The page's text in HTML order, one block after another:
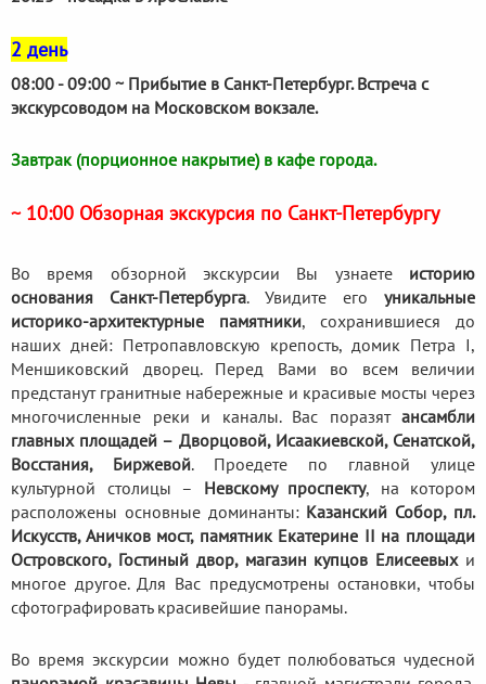
2 день
08:00 - 09:00 ~ Прибытие в Санкт-Петербург. Встреча с
экскурсоводом на Московском вокзале.
Завтрак (порционное накрытие) в кафе города.
~ 10:00 Обзорная экскурсия по Санкт-Петербургу
Во время обзорной экскурсии Вы узнаете историю
основания Санкт-Петербурга. Увидите его уникальные
историко-архитектурные памятники, сохранившиеся до
наших дней: Петропавловскую крепость, домик Петра I,
Меншиковский дворец. Перед Вами во всем величии
предстанут гранитные набережные и красивые мосты через
многочисленные реки и каналы. Вас поразят ансамбли
главных площадей – Дворцовой, Исаакиевской, Сенатской,
Восстания, Биржевой. Проедете по главной улице
культурной столицы – Невскому проспекту, на котором
расположены основные доминанты: Казанский Собор, пл.
Искусств, Аничков мост, памятник Екатерине II на площади
Островского, Гостиный двор, магазин купцов Елисеевыхи
многое другое. Для Вас предусмотрены остановки, чтобы
сфотографировать красивейшие панорамы.
Во время экскурсии можно будет полюбоваться чудесной